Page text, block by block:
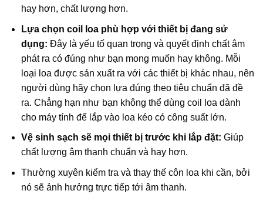
hay hơn, chất lượng hơn.
Lựa chọn coil loa phù hợp với thiết bị đang sử
dụng: Đây là yếu tố quan trọng và quyết định chất âm
phát ra có đúng như bạn mong muốn hay không. Mỗi
loại loa được sản xuất ra với các thiết bị khác nhau, nên
người dùng hãy chọn lựa đúng theo tiêu chuẩn đã đề
ra. Chẳng hạn như bạn không thể dùng coil loa dành
cho máy tính để lắp vào loa kéo có công suất lớn.
Vệ sinh sạch sẽ mọi thiết bị trước khi lắp đặt: Giúp
chất lượng âm thanh chuẩn và hay hơn.
Thường xuyên kiểm tra và thay thế côn loa khi cần, bởi
nó sẽ ảnh hưởng trực tiếp tới âm thanh.